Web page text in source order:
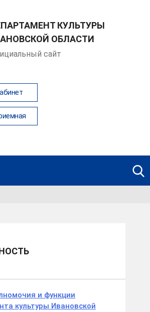
КУЛЬТУРЫ
ОБЛАСТИ
сайт
и функции
культуры Ивановской